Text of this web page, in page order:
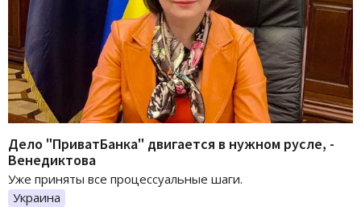
Дело "ПриватБанка" двигается в нужном русле, -
Венедиктова
Уже приняты все процессуальные шаги.
Украина